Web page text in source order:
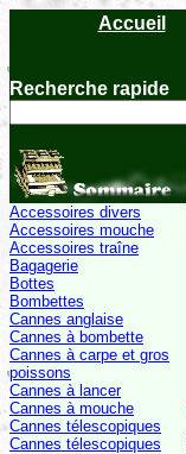
Accueil
Recherche rapide
Accessoires divers
Accessoires mouche
Accessoires traîne
Bagagerie
Bottes
Bombettes
Cannes anglaise
Cannes à bombette
Cannes à carpe et gros
poissons
Cannes à lancer
Cannes à mouche
Cannes télescopiques
Cannes télescopiques